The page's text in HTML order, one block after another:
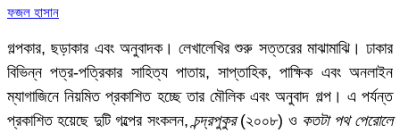
ফজল হাসান
গল্পকার, ছড়াকার এবং অনুবাদক। লেখালেখির শুরু সত্তরের মাঝামাঝি। ঢাকার
বিভিন্ন পত্র-পত্রিকার সাহিত্য পাতায়, সাপ্তাহিক, পাক্ষিক এবং অনলাইন
ম্যাগাজিনে নিয়মিত প্রকাশিত হচ্ছে তার মৌলিক এবং অনুবাদ গল্প। এ পর্যন্ত
প্রকাশিত হয়েছে দুটি গল্পের সংকলন,চন্দ্রপুকুর(২০০৮) ও কতটা পথ পেরোলে